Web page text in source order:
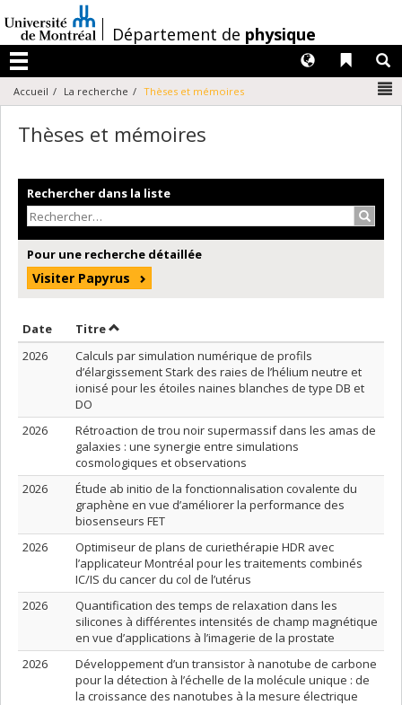
au
contenu
/Département de physique
Menu
Liens
Langues
Accueil La recherche Thèses et mémoires
Thèses et mémoires
Rechercher dans la liste
Pour une recherche détaillée
Visiter Papyrus
Date Trier par date en ordre croissant
TitreTrier par titre en ordre croissant
2026
Calculs par simulation numérique de profils
d’élargissement Stark des raies de l’hélium neutre et
ionisé pour les étoiles naines blanches de type DB et
DO
2026
Rétroaction de trou noir supermassif dans les amas de
galaxies : une synergie entre simulations
cosmologiques et observations
2026
Étude ab initio de la fonctionnalisation covalente du
graphène en vue d’améliorer la performance des
biosenseurs FET
2026
Optimiseur de plans de curiethérapie HDR avec
l’applicateur Montréal pour les traitements combinés
IC/IS du cancer du col de l’utérus
2026
Quantification des temps de relaxation dans les
silicones à différentes intensités de champ magnétique
en vue d’applications à l’imagerie de la prostate
2026
Développement d’un transistor à nanotube de carbone
pour la détection à l’échelle de la molécule unique : de
la croissance des nanotubes à la mesure électrique